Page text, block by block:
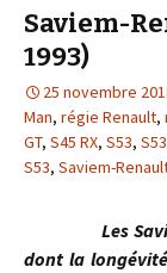
Saviem-
1993)
25 novembre
Man, régie Renault,
GT, S45 RX, S53,
S53, Saviem-
Les Saviem
dont la